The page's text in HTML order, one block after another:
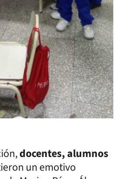
docentes, alumnos
un emotivo